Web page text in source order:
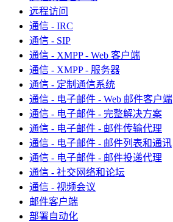
远程访问
通信 - IRC
通信 - SIP
通信 - XMPP - Web 客户端
通信 - XMPP - 服务器
通信 - 定制通信系统
通信 - 电子邮件 - Web 邮件客户端
通信 - 电子邮件 - 完整解决方案
通信 - 电子邮件 - 邮件传输代理
通信 - 电子邮件 - 邮件列表和通讯
通信 - 电子邮件 - 邮件投递代理
通信 - 社交网络和论坛
通信 - 视频会议
邮件客户端
部署自动化